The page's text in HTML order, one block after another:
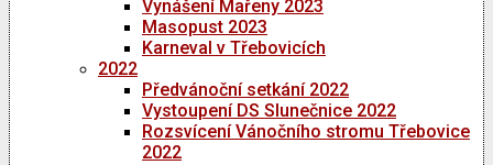
Vynášení Mařeny 2023
Masopust 2023
Karneval v Třebovicích
2022
Předvánoční setkání 2022
Vystoupení DS Slunečnice 2022
Rozsvícení Vánočního stromu Třebovice
2022